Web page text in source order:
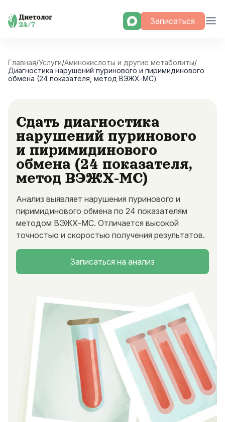
Skip
Записаться
Главная/Услуги/Аминокислоты и другие метаболиты/
Диагностика нарушений пуринового и пиримидинового
обмена (24 показателя, метод ВЭЖХ-МС)
Сдать диагностика
нарушений пуринового
и пиримидинового
обмена (24 показателя,
метод ВЭЖХ-МС)
Анализ выявляет нарушения пуринового и
пиримидинового обмена по 24 показателям
методом ВЭЖХ-МС. Отличается высокой
точностью и скоростью получения результатов.
Записаться на анализ